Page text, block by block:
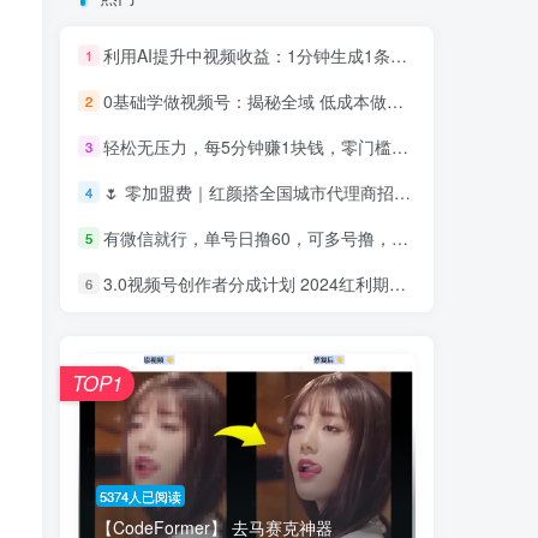
1 利用AI提升中视频收益：1分钟生成1条高质量原创，有用户生成一条视频赚取600+
2 0基础学做视频号：揭秘全域 低成本做流量 核心方法 快速出爆款 轻松变现
3 轻松无压力，每5分钟赚1块钱，零门槛零成本，可批量操作
4 🌷 零加盟费｜红颜搭全国城市代理商招募正式启动！
5 有微信就行，单号日撸60，可多号撸，适合新手
6 3.0视频号创作者分成计划 2024红利期项目 日入1000+
5374人已阅读
【CodeFormer】 去马赛克神器
TOP1